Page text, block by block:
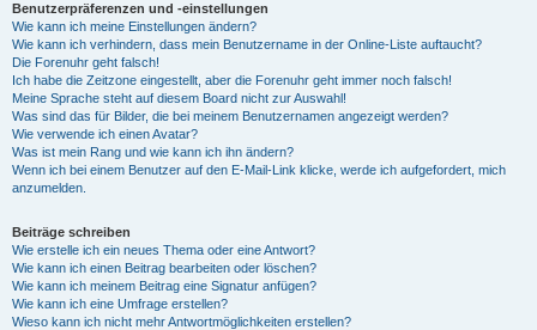
Benutzerpräferenzen und -einstellungen
Wie kann ich meine Einstellungen ändern?
Wie kann ich verhindern, dass mein Benutzername in der Online-Liste auftaucht?
Die Forenuhr geht falsch!
Ich habe die Zeitzone eingestellt, aber die Forenuhr geht immer noch falsch!
Meine Sprache steht auf diesem Board nicht zur Auswahl!
Was sind das für Bilder, die bei meinem Benutzernamen angezeigt werden?
Wie verwende ich einen Avatar?
Was ist mein Rang und wie kann ich ihn ändern?
Wenn ich bei einem Benutzer auf den E-Mail-Link klicke, werde ich aufgefordert, mich
anzumelden.
Beiträge schreiben
Wie erstelle ich ein neues Thema oder eine Antwort?
Wie kann ich einen Beitrag bearbeiten oder löschen?
Wie kann ich meinem Beitrag eine Signatur anfügen?
Wie kann ich eine Umfrage erstellen?
Wieso kann ich nicht mehr Antwortmöglichkeiten erstellen?